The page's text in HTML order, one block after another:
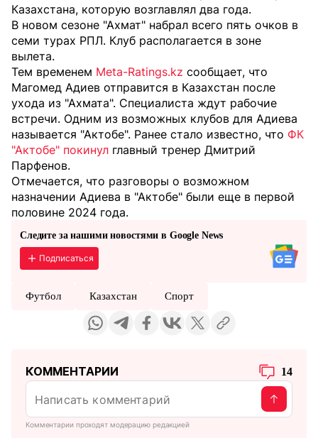
Казахстана, которую возглавлял два года.
В новом сезоне "Ахмат" набрал всего пять очков в
семи турах РПЛ. Клуб располагается в зоне
вылета.
Тем временем Meta-Ratings.kz сообщает, что
Магомед Адиев отправится в Казахстан после
ухода из "Ахмата". Специалиста ждут рабочие
встречи. Одним из возможных клубов для Адиева
называется "Актобе". Ранее стало известно, что ФК
"Актобе" покинул главный тренер Дмитрий
Парфенов.
Отмечается, что разговоры о возможном
назначении Адиева в "Актобе" были еще в первой
половине 2024 года.
Следите за нашими новостями в Google News
Подписаться
Футбол Казахстан Спорт
КОММЕНТАРИИ 14
Комментарии проходят модерацию редакцией